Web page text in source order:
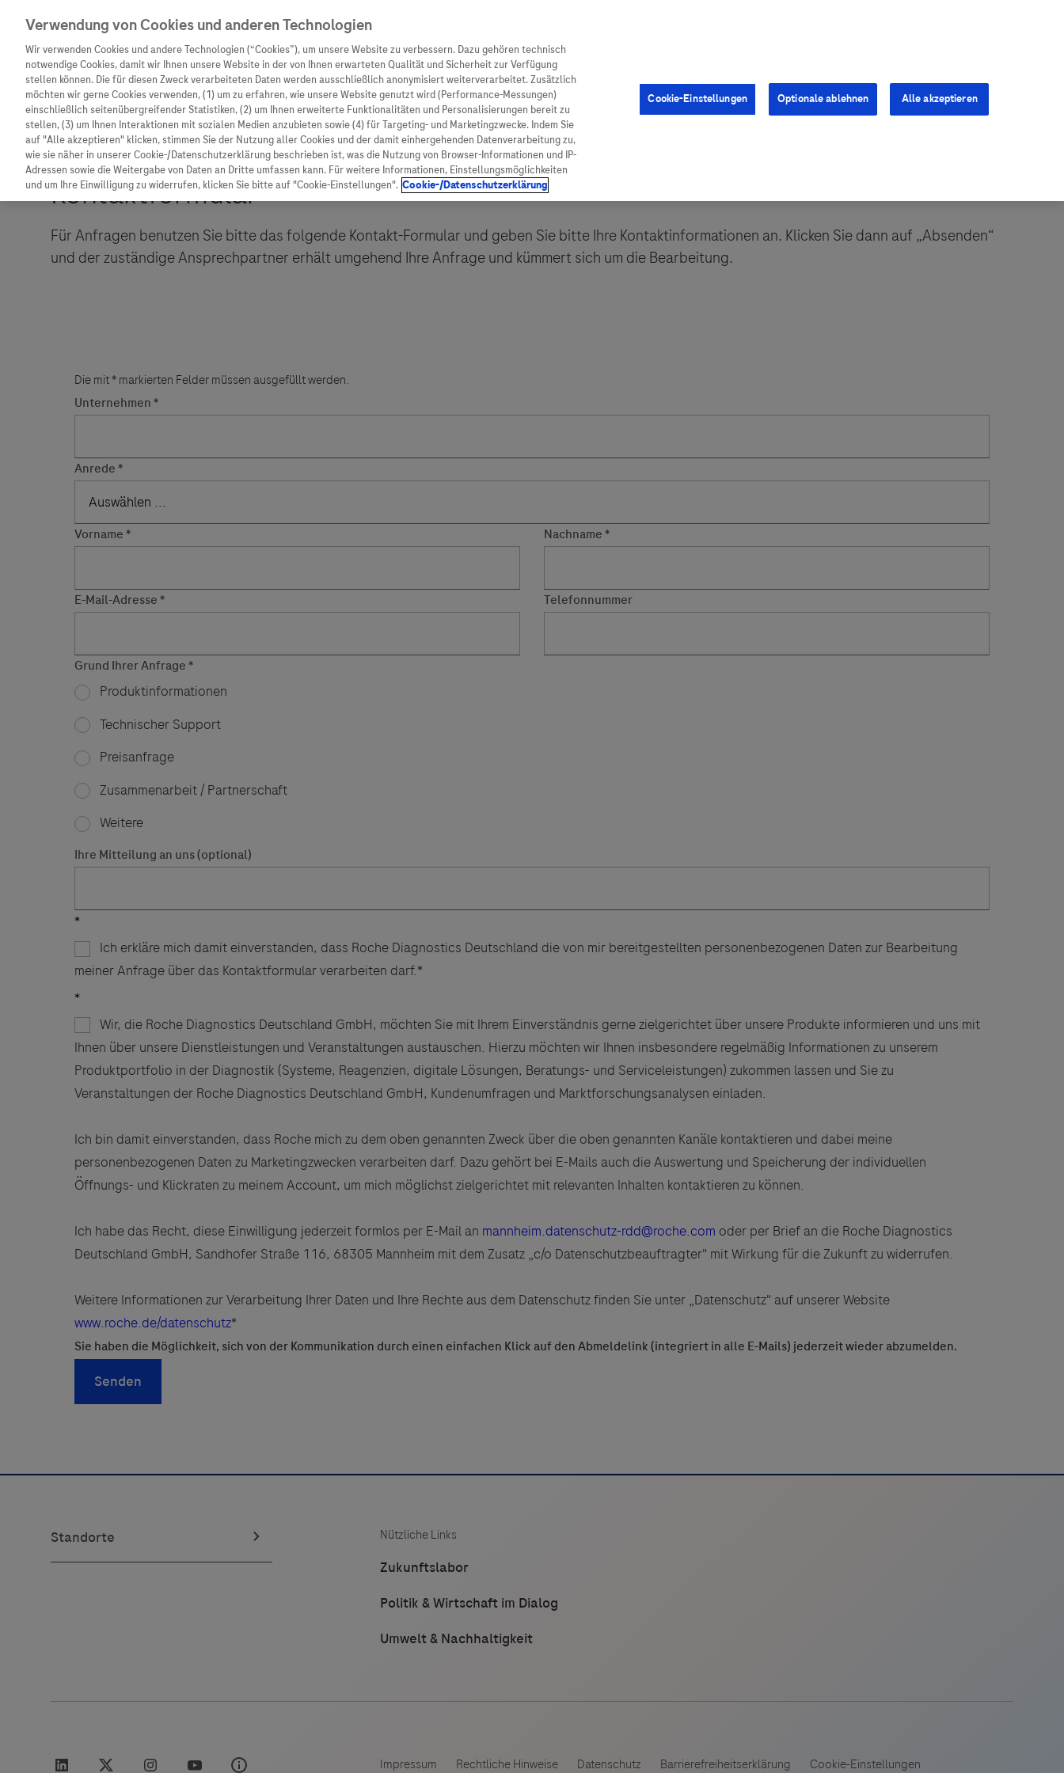
Unternehmen
Wer wir sind
Roche Stories
Podcast
Innovation
Forschung
Blog Zukunftslabor
Patienteninformationen
Unser Service für Patient:innen
Klinische Studien
Arzneimittel
Arzneimittel A-Z
Diagnostik
Für Anfragen benutzen Sie bitte das folgende Kontakt-Formular und geben Sie bitte Ihre Kontaktinformationen an. Klicken Sie dann auf „Absenden“
und der zuständige Ansprechpartner erhält umgehend Ihre Anfrage und kümmert sich um die Bearbeitung.
Die mit * markierten Felder müssen ausgefüllt werden.
Unternehmen
Anrede
Vorname Nachname
E-Mail-Adresse Telefonnummer
Grund Ihrer Anfrage
Produktinformationen
Technischer Support
Preisanfrage
Zusammenarbeit / Partnerschaft
Weitere
Ihre Mitteilung an uns (optional)
Ich erkläre mich damit einverstanden, dass Roche Diagnostics Deutschland die von mir bereitgestellten personenbezogenen Daten zur Bearbeitung
meiner Anfrage über das Kontaktformular verarbeiten darf.*
Wir, die Roche Diagnostics Deutschland GmbH, möchten Sie mit Ihrem Einverständnis gerne zielgerichtet über unsere Produkte informieren und uns mit
Ihnen über unsere Dienstleistungen und Veranstaltungen austauschen. Hierzu möchten wir Ihnen insbesondere regelmäßig Informationen zu unserem
Produktportfolio in der Diagnostik (Systeme, Reagenzien, digitale Lösungen, Beratungs- und Serviceleistungen) zukommen lassen und Sie zu
Veranstaltungen der Roche Diagnostics Deutschland GmbH, Kundenumfragen und Marktforschungsanalysen einladen.
Ich bin damit einverstanden, dass Roche mich zu dem oben genannten Zweck über die oben genannten Kanäle kontaktieren und dabei meine
personenbezogenen Daten zu Marketingzwecken verarbeiten darf. Dazu gehört bei E-Mails auch die Auswertung und Speicherung der individuellen
Öffnungs- und Klickraten zu meinem Account, um mich möglichst zielgerichtet mit relevanten Inhalten kontaktieren zu können.
Ich habe das Recht, diese Einwilligung jederzeit formlos per E-Mail an mannheim.datenschutz-rdd@roche.com oder per Brief an die Roche Diagnostics
Deutschland GmbH, Sandhofer Straße 116, 68305 Mannheim mit dem Zusatz „c/o Datenschutzbeauftragter" mit Wirkung für die Zukunft zu widerrufen.
Weitere Informationen zur Verarbeitung Ihrer Daten und Ihre Rechte aus dem Datenschutz finden Sie unter „Datenschutz" auf unserer Website
www.roche.de/datenschutz*
Sie haben die Möglichkeit, sich von der Kommunikation durch einen einfachen Klick auf den Abmeldelink (integriert in alle E-Mails) jederzeit wieder abzumelden.
Senden
Der Herausgeber äußert keine Meinung über den Inhalt von Websites Dritter
und lehnt ausdrücklich jegliche Verantwortung für Drittinformationen und
Verwendung von Cookies und anderen Technologien
Wir verwenden Cookies und andere Technologien (“Cookies”), um unsere Website zu verbessern. Dazu gehören technisch
notwendige Cookies, damit wir Ihnen unsere Website in der von Ihnen erwarteten Qualität und Sicherheit zur Verfügung
stellen können. Die für diesen Zweck verarbeiteten Daten werden ausschließlich anonymisiert weiterverarbeitet. Zusätzlich
möchten wir gerne Cookies verwenden, (1) um zu erfahren, wie unsere Website genutzt wird (Performance-Messungen)
einschließlich seitenübergreifender Statistiken, (2) um Ihnen erweiterte Funktionalitäten und Personalisierungen bereit zu
stellen, (3) um Ihnen Interaktionen mit sozialen Medien anzubieten sowie (4) für Targeting- und Marketingzwecke. Indem Sie
auf "Alle akzeptieren" klicken, stimmen Sie der Nutzung aller Cookies und der damit einhergehenden Datenverarbeitung zu,
wie sie näher in unserer Cookie-/Datenschutzerklärung beschrieben ist, was die Nutzung von Browser-Informationen und IP-
Adressen sowie die Weitergabe von Daten an Dritte umfassen kann. Für weitere Informationen, Einstellungsmöglichkeiten
und um Ihre Einwilligung zu widerrufen, klicken Sie bitte auf "Cookie-Einstellungen". Cookie-/Datenschutzerklärung
Cookie-Einstellungen Optionale ablehnen Alle akzeptieren